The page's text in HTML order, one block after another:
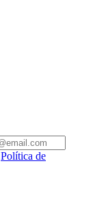
Política de